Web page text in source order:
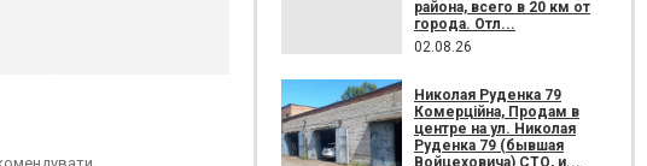
района, всего в 20 км от
города. Отл...
02.08.26
Николая Руденка 79
Комерційна, Продам в
центре на ул. Николая
Руденка 79 (бывшая
Войцеховича) СТО, и...